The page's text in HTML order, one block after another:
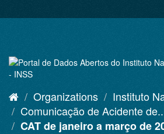
to
Organizations
Instituto
Comunicação de Acidente
CAT de janeiro a março de